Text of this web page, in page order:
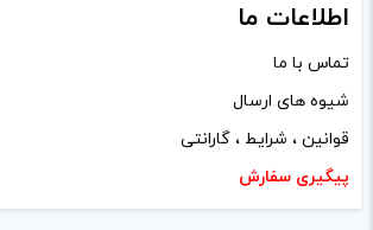
اطلاعات ما
تماس با ما
شیوه های ارسال
قوانین ، شرایط ، گارانتی
پیگیری سفارش